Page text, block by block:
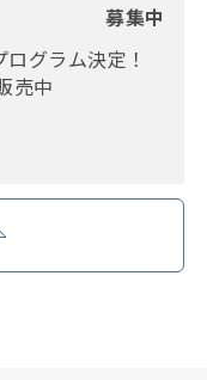
募集中
グラム決定！
売中